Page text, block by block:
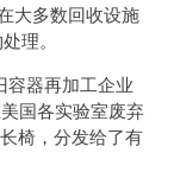
大多数回收设施
理。
容器再加工企业
国各实验室废弃
椅，分发给了有